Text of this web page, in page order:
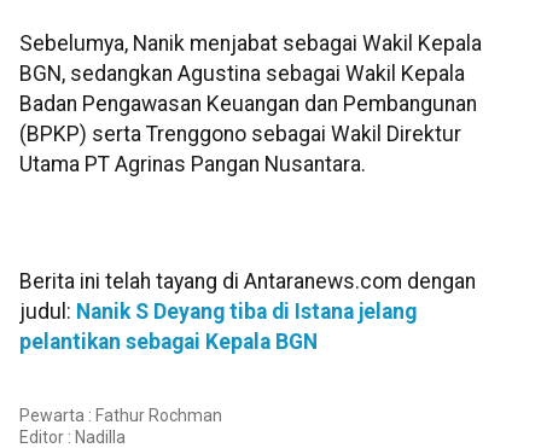
Sebelumya, Nanik menjabat sebagai Wakil Kepala
BGN, sedangkan Agustina sebagai Wakil Kepala
Badan Pengawasan Keuangan dan Pembangunan
(BPKP) serta Trenggono sebagai Wakil Direktur
Utama PT Agrinas Pangan Nusantara.
Berita ini telah tayang di Antaranews.com dengan
judul: Nanik S Deyang tiba di Istana jelang
pelantikan sebagai Kepala BGN
Pewarta : Fathur Rochman
Editor : Nadilla